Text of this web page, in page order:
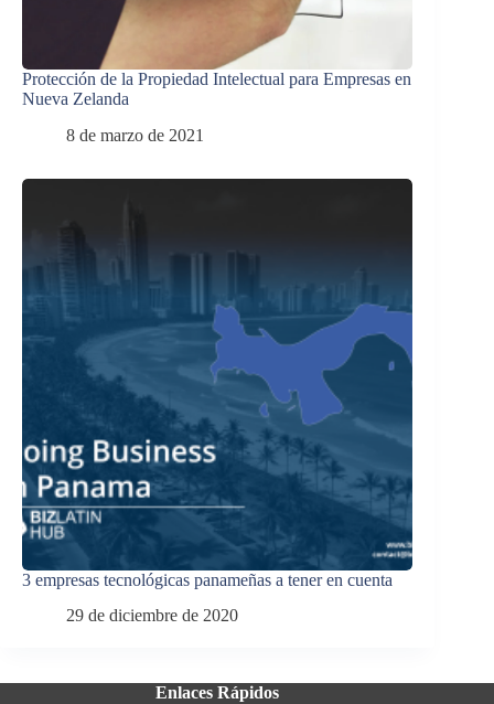
Protección de la Propiedad Intelectual para Empresas en
Nueva Zelanda
8 de marzo de 2021
3 empresas tecnológicas panameñas a tener en cuenta
29 de diciembre de 2020
Enlaces Rápidos